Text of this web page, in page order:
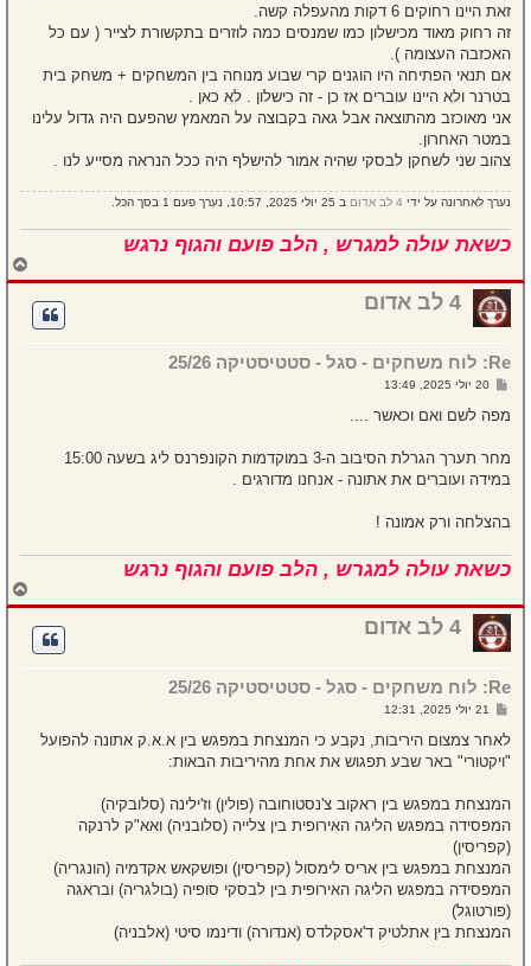
זאת היינו רחוקים 6 דקות מהעפלה קשה.
זה רחוק מאוד מכישלון כמו שמנסים כמה לוזרים בתקשורת לצייר ( עם כל
האכזבה העצומה ).
אם תנאי הפתיחה היו הוגנים קרי שבוע מנוחה בין המשחקים + משחק בית
בטרנר ולא היינו עוברים אז כן - זה כישלון . לא כאן .
אני מאוכזב מהתוצאה אבל גאה בקבוצה על המאמץ שהפעם היה גדול עלינו
במטר האחרון.
צהוב שני לשחקן לבסקי שהיה אמור להישלף היה ככל הנראה מסייע לנו .
נערך לאחרונה על ידי4 לב אדום ב 25 יולי 2025, 10:57, נערך פעם 1 בסך הכל.
כשאת עולה למגרש , הלב פועם והגוף נרגש
ח
ז
4 לב אדום
Re: לוח משחקים - סגל - סטטיסטיקה 25/26
ש
י
20 יולי 2025, 13:49
מפה לשם ואם וכאשר ....
מחר תערך הגרלת הסיבוב ה-3 במוקדמות הקונפרנס ליג בשעה 15:00
במידה ועוברים את אתונה - אנחנו מדורגים .
בהצלחה ורק אמונה !
כשאת עולה למגרש , הלב פועם והגוף נרגש
ח
ז
4 לב אדום
Re: לוח משחקים - סגל - סטטיסטיקה 25/26
ש
י
ה
21 יולי 2025, 12:31
לאחר צמצום היריבות, נקבע כי המנצחת במפגש בין א.א.ק אתונה להפועל
"ויקטורי" באר שבע תפגוש את אחת מהיריבות הבאות:
המנצחת במפגש בין ראקוב צ'נסטוחובה (פולין) וז'ילינה (סלובקיה)
המפסידה במפגש הליגה האירופית בין צלייה (סלובניה) ואא"ק לרנקה
(קפריסין)
המנצחת במפגש בין אריס לימסול (קפריסין) ופושקאש אקדמיה (הונגריה)
המפסידה במפגש הליגה האירופית בין לבסקי סופיה (בולגריה) ובראגה
(פורטוגל)
המנצחת בין אתלטיק ד'אסקלדס (אנדורה) ודינמו סיטי (אלבניה)